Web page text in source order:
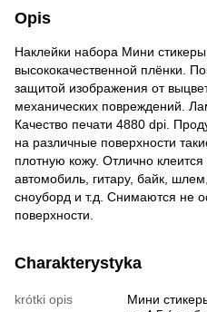
Opis
Наклейки набора Мини
высококачественной плёнки.
защитой изображения от
механических повреждений.
Качество печати 4880 dpi.
на различные поверхности
плотную кожу. Отлично клеится
автомобиль, гитару, байк,
сноуборд и т.д. Снимаются не
поверхности.
Charakterystyka
krótki opis
Мини